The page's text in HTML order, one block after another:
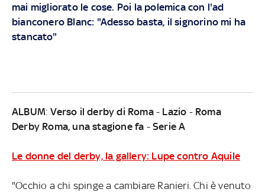
mai migliorato le cose. Poi la polemica con l'ad
bianconero Blanc: "Adesso basta, il signorino mi ha
stancato"
ALBUM:Verso il derby di Roma- Lazio - Roma
Derby Roma, una stagione fa - Serie A
Le donne del derby, la gallery: Lupe contro Aquile
"Occhio a chi spinge a cambiare Ranieri. Chi è venuto